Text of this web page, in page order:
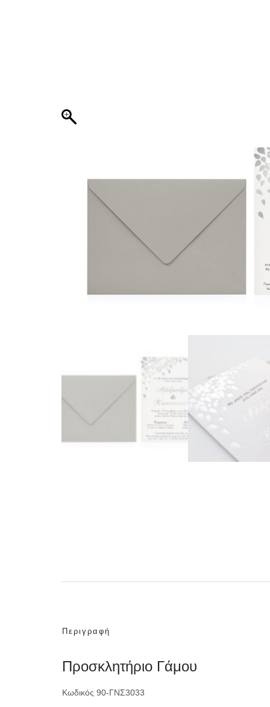
Περιγραφή
Προσκλητήριο Γάμου
Κωδικός 90-ΓΝΣ3033